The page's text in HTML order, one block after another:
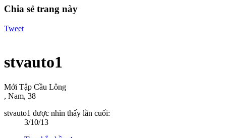
Chia sẻ trang này
Tweet
stvauto1
Mới Tập Cầu Lông
, Nam, 38
stvauto1 được nhìn thấy lần cuối:
3/10/13